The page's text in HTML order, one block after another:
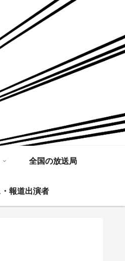
全国の放送局
報道出演者